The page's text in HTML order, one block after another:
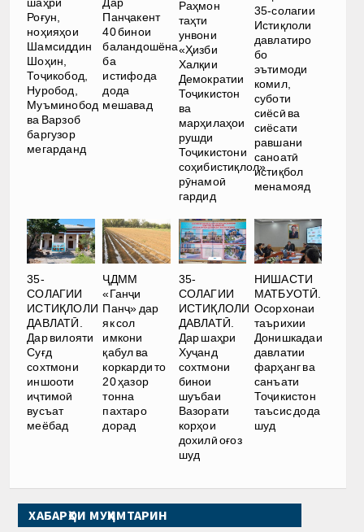
Роғун,
ноҳияҳои
Шамсиддин
Шоҳин,
Тоҷикобод,
Нуробод,
Муъминобод
ва Варзоб
баргузор
мегарданд
Панҷакент
40 бинои
баландошёна
ба
истифода
дода
мешавад
Раҳмон
таҳти
унвони
«Ҳизби
Халқии
Демократии
Тоҷикистон
ва
марҳилаҳои
рушди
Тоҷикистони
соҳибистиқлол»
рӯнамоӣ
гардид
35-солагии
Истиқлоли
давлатиро
бо
эътимоди
комил,
суботи
сиёсӣ ва
сиёсати
равшани
саноатӣ
истиқбол
менамояд
35-
СОЛАГИИ
ИСТИҚЛОЛИ
ДАВЛАТӢ.
Дар вилояти
Суғд
сохтмони
иншооти
иҷтимоӣ
вусъат
меёбад
ҶДММ
«Ганҷи
Панҷ» дар
як сол
имкони
қабул ва
коркарди то
20 ҳазор
тонна
пахтаро
дорад
35-
СОЛАГИИ
ИСТИҚЛОЛИ
ДАВЛАТӢ.
Дар шаҳри
Хуҷанд
сохтмони
бинои
шуъбаи
Вазорати
корҳои
дохилӣ оғоз
шуд
НИШАСТИ
МАТБУОТӢ.
Осорхонаи
таърихии
Донишкадаи
давлатии
фарҳанг ва
санъати
Тоҷикистон
таъсис дода
шуд
ХАБАРҲОИ МУҲИМТАРИН